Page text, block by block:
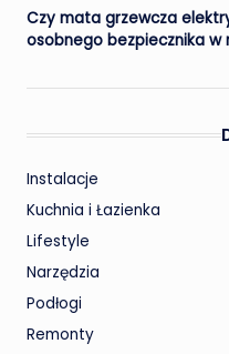
Czy mata grzewcza
osobnego bezpiecznika w
Instalacje
Kuchnia i Łazienka
Lifestyle
Narzędzia
Podłogi
Remonty